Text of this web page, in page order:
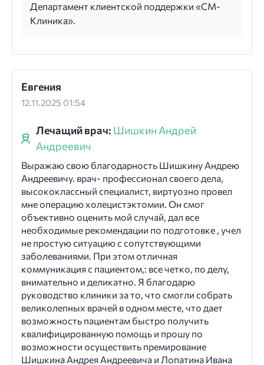
Департамент клиентской поддержки «СМ-
Клиника».
Евгения
12.11.2025 01:54
Лечащий врач: Шишкин Андрей
Андреевич
Выражаю свою благодарность Шишкину Андрею
Андреевичу. врач- профессионал своего дела,
высококлассный специалист, виртуозно провел
мне операцию холецистэктомии. Он смог
объективно оценить мой случай, дал все
необходимые рекомендации по подготовке , учел
не простую ситуацию с сопутствующими
заболеваниями. При этом отличная
коммуникация с пациентом,: все четко, по делу,
внимательно и деликатно. Я благодарю
руководство клиники за то, что смогли собрать
великолепных врачей в одном месте, что дает
возможность пациентам быстро получить
квалифицированную помощь и прошу по
возможности осуществить премирование
Шишкина Андрея Андреевича и Лопатина Ивана